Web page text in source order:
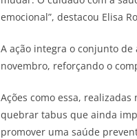
emocional”, destacou Elisa
A ação integra o conjunto
novembro, reforçando o
Ações como essa,
quebrar tabus que ainda
promover uma saúde